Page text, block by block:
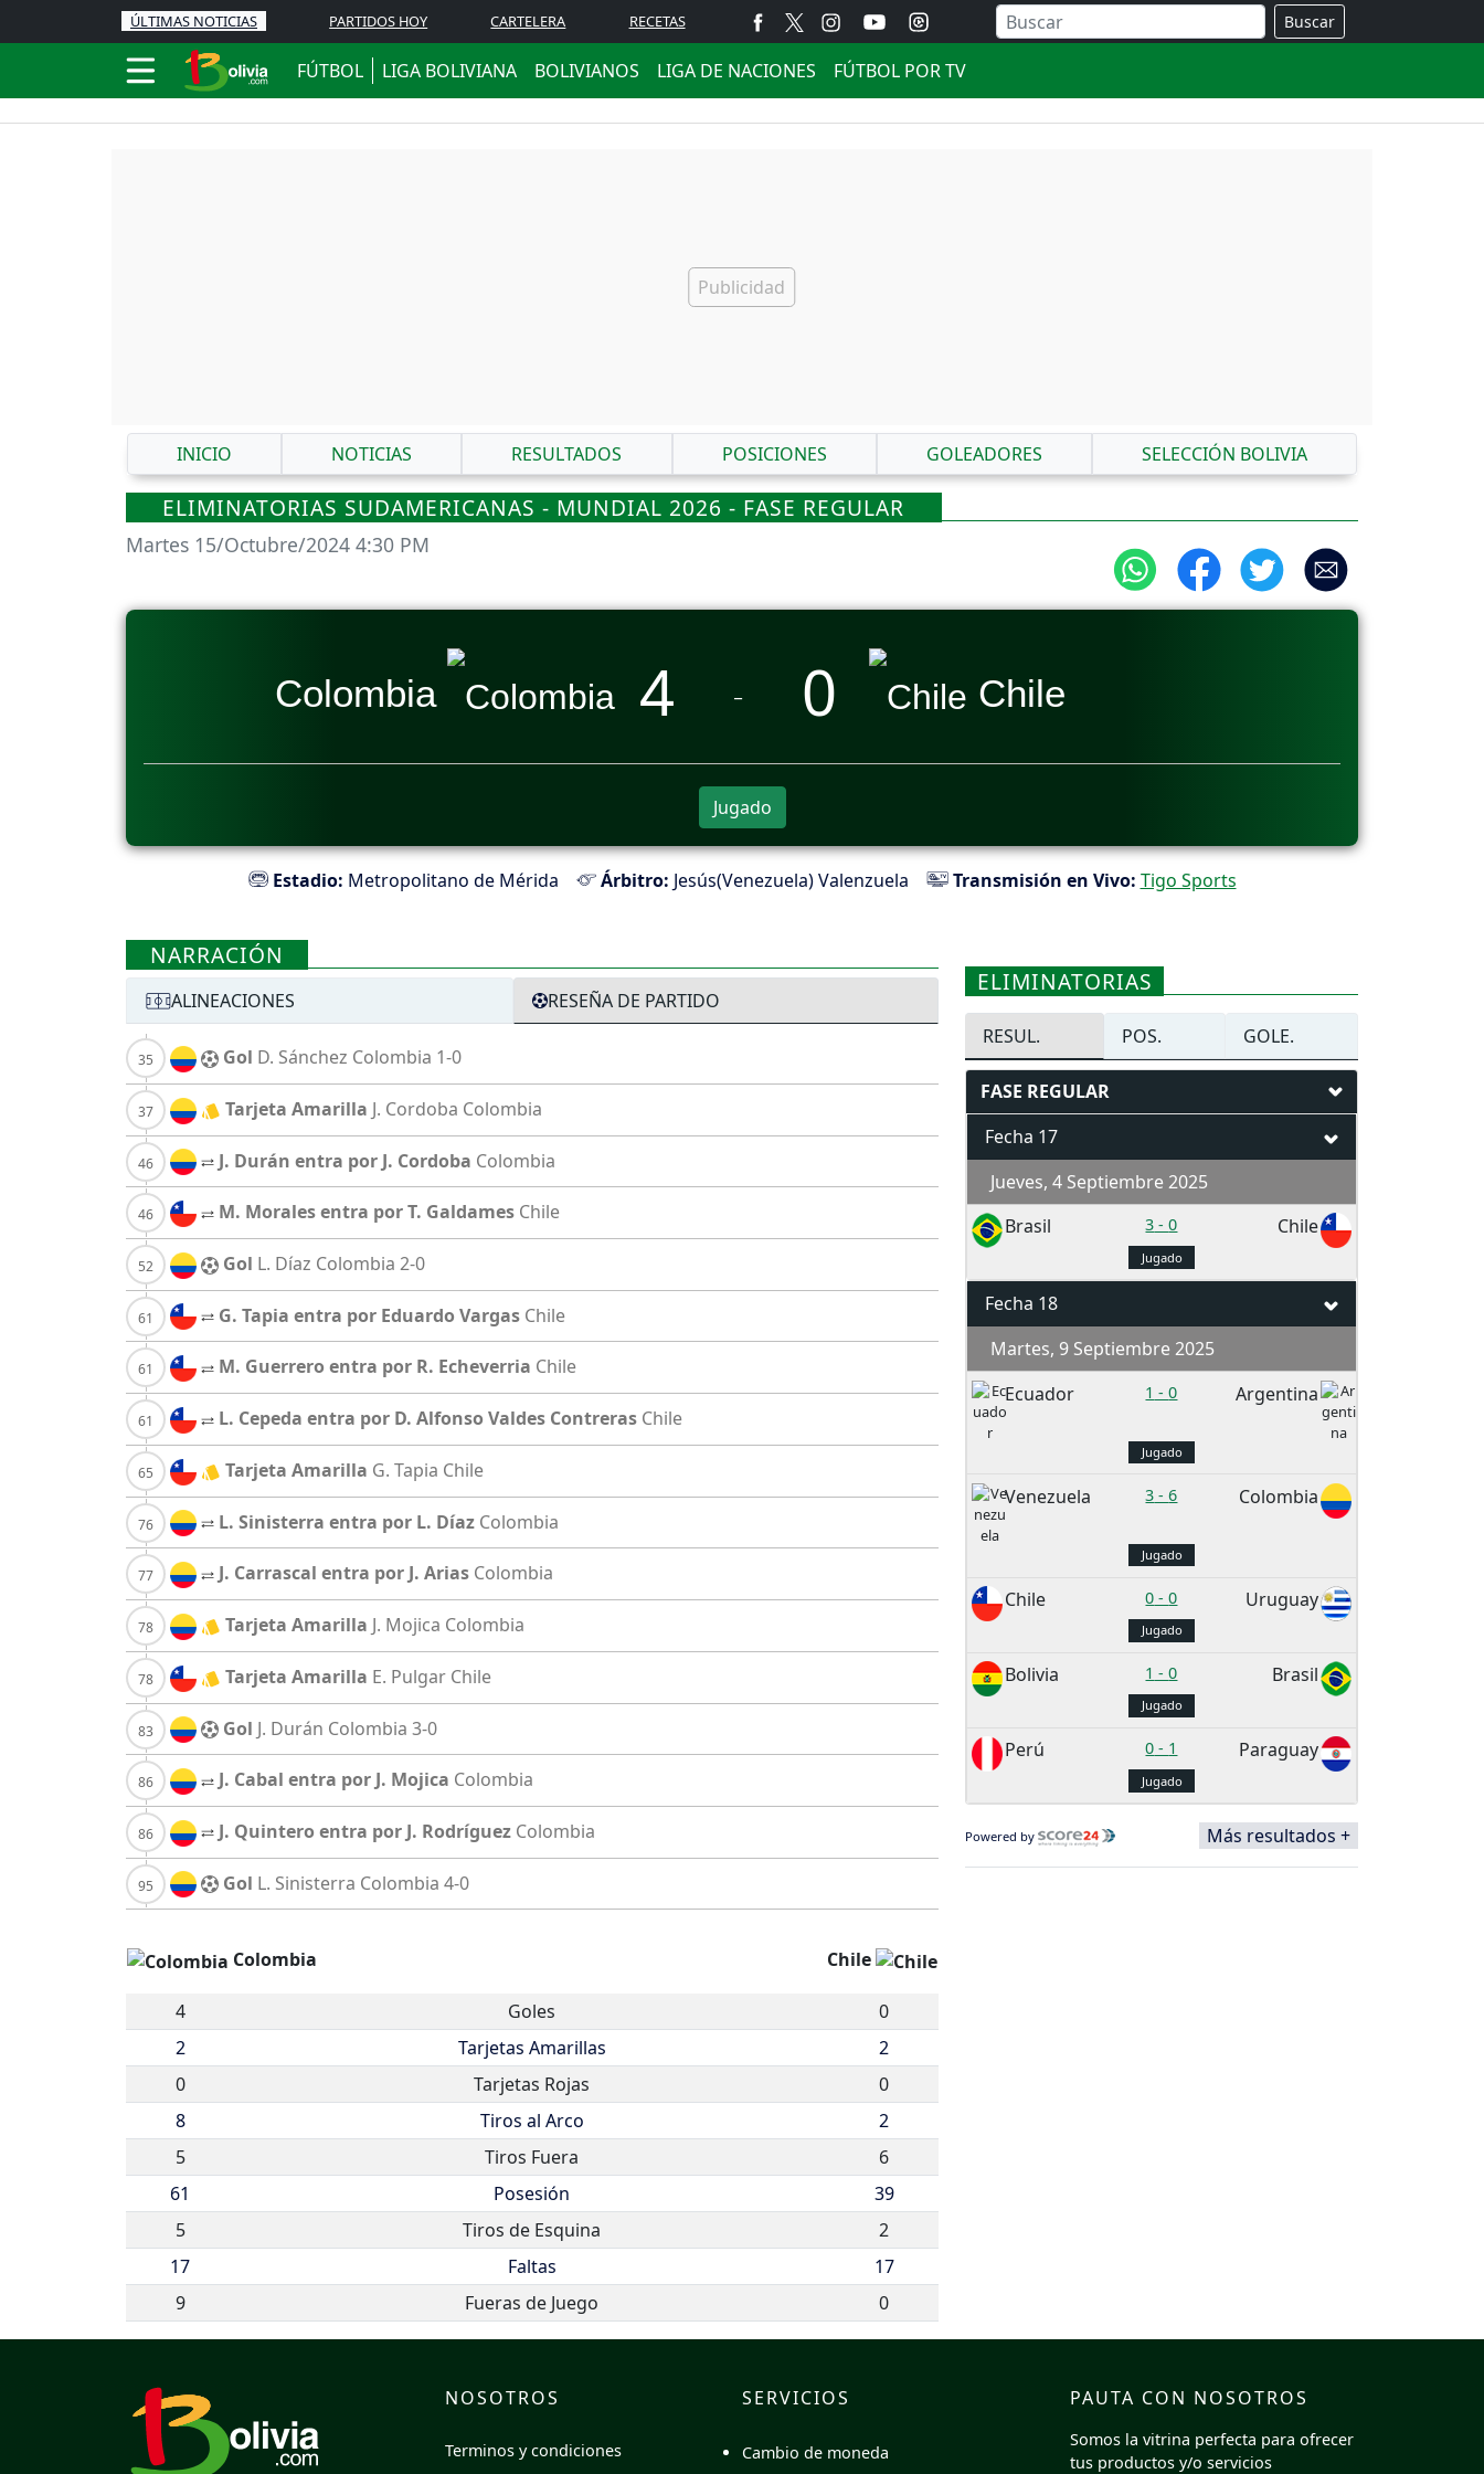
ÚLTIMAS NOTICIAS PARTIDOS HOY CARTELERA RECETAS Buscar
FÚTBOL LIGA BOLIVIANA BOLIVIANOS LIGA DE NACIONES FÚTBOL POR TV
INICIO NOTICIAS RESULTADOS POSICIONES GOLEADORES SELECCIÓN BOLIVIA
ELIMINATORIAS SUDAMERICANAS - MUNDIAL 2026 - FASE REGULAR
Martes 15/Octubre/2024 4:30 PM
Colombia 4 0 Chile
Jugado
Estadio: Metropolitano de Mérida Árbitro: Jesús(Venezuela) Valenzuela Transmisión en Vivo: Tigo Sports
NARRACIÓN
ALINEACIONES RESEÑA DE PARTIDO
Gol D. Sánchez Colombia 1-0
Tarjeta Amarilla J. Cordoba Colombia
J. Durán entra por J. Cordoba Colombia
M. Morales entra por T. Galdames Chile
Gol L. Díaz Colombia 2-0
G. Tapia entra por Eduardo Vargas Chile
M. Guerrero entra por R. Echeverria Chile
L. Cepeda entra por D. Alfonso Valdes Contreras Chile
Tarjeta Amarilla G. Tapia Chile
L. Sinisterra entra por L. Díaz Colombia
J. Carrascal entra por J. Arias Colombia
Tarjeta Amarilla J. Mojica Colombia
Tarjeta Amarilla E. Pulgar Chile
Gol J. Durán Colombia 3-0
J. Cabal entra por J. Mojica Colombia
J. Quintero entra por J. Rodríguez Colombia
Gol L. Sinisterra Colombia 4-0
Colombia Chile
4 Goles
0
2
Tarjetas Amarillas
2
0
Tarjetas Rojas
0
8
Tiros al Arco
2
5
Tiros Fuera
6
61
Posesión
39
5
Tiros de Esquina
2
17
Faltas
17
9
Fueras de Juego 0
ELIMINATORIAS
RESUL. POS. GOLE.
FASE REGULAR
Fecha 17
Jueves, 4 Septiembre 2025
Brasil
3 -0 Chile
Jugado
Fecha 18
Martes, 9 Septiembre 2025
Ecuador
1 -0 Argentina
Jugado
Venezuela 3 -6 Colombia
Jugado
Chile 0 -0 Uruguay
Jugado
Bolivia 1 -0 Brasil
Jugado
Perú 0 - 1 Paraguay
Jugado
Powered by Más resultados +
NOSOTROS
Terminos y condiciones
SERVICIOS
Cambio de moneda
PAUTA CON NOSOTROS
Somos la vitrina perfecta para ofrecer
tus productos y/o servicios